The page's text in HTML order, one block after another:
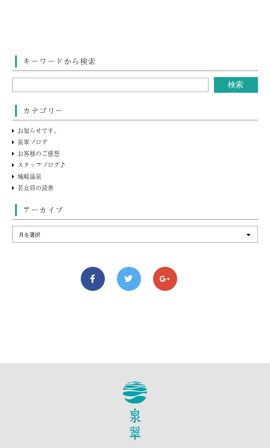
キーワードから検索
カテゴリー
お知らせです。
泉翠ブログ
お客様のご感想
スタッフブログ♪
城崎温泉
若女将の読書
アーカイブ